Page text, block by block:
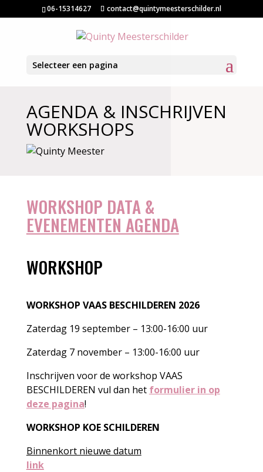
06-15314627 contact@quintymeesterschilder.nl
Selecteer een pagina
AGENDA & INSCHRIJVEN
WORKSHOPS
WORKSHOP DATA &
EVENEMENTEN AGENDA
WORKSHOP
WORKSHOP VAAS BESCHILDEREN 2026
Zaterdag 19 september – 13:00-16:00 uur
Zaterdag 7 november – 13:00-16:00 uur
Inschrijven voor de workshop VAAS
BESCHILDEREN vul dan het formulier in op
deze pagina!
WORKSHOP KOE SCHILDEREN
Binnenkort nieuwe datum
link